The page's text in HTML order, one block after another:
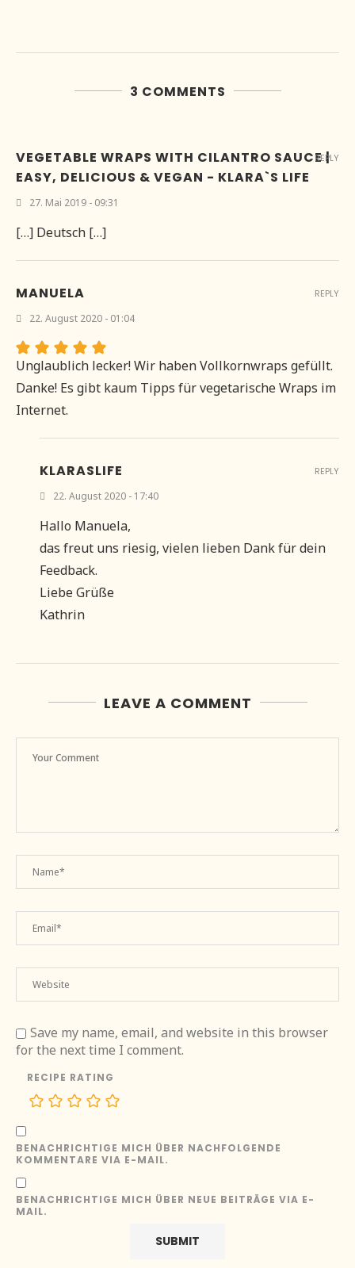
3 COMMENTS
VEGETABLE WRAPS WITH CILANTRO SAUCE |
EASY, DELICIOUS & VEGAN - KLARA`S LIFE
27. Mai 2019 - 09:31
[…] Deutsch […]
REPLY
MANUELA
22. August 2020 - 01:04
Unglaublich lecker! Wir haben Vollkornwraps gefüllt.
Danke! Es gibt kaum Tipps für vegetarische Wraps im
Internet.
REPLY
KLARASLIFE
22. August 2020 - 17:40
Hallo Manuela,
das freut uns riesig, vielen lieben Dank für dein
Feedback.
Liebe Grüße
Kathrin
REPLY
LEAVE A COMMENT
Save my name, email, and website in this browser
for the next time I comment.
RECIPE RATING
BENACHRICHTIGE MICH ÜBER NACHFOLGENDE
KOMMENTARE VIA E-MAIL.
BENACHRICHTIGE MICH ÜBER NEUE BEITRÄGE VIA E-
MAIL.